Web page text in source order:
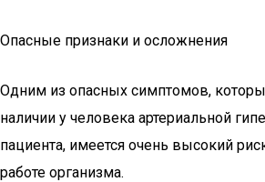
Опасные признаки и осложнения
Одним из опасных симптомов,
наличии у человека артериальной
пациента, имеется очень высокий
работе организма.